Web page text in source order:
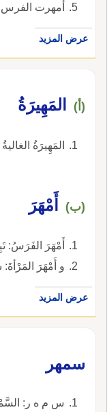
أمهرت الفرس
عرض المزيد
(أ) المَهِيرَةُ
المَهِيرَةُ
(ب) أَمْهَرَ
أَمْهَرَ الفَرَسُ:
و أَمْهَرَ
عرض المزيد
سمهر
س م ه ر: